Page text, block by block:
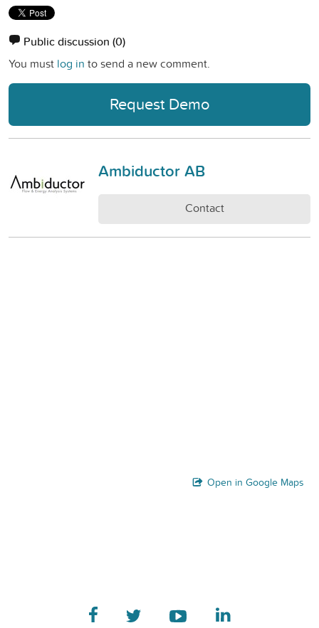
Public discussion (0)
You must log in to send a new comment.
Request Demo
Ambiductor AB
Contact
Open in Google Maps